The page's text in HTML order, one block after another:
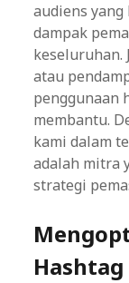
audiens
dampak
keseluruhan.
atau
penggunaan
membantu.
kami dalam
adalah mitra
strategi